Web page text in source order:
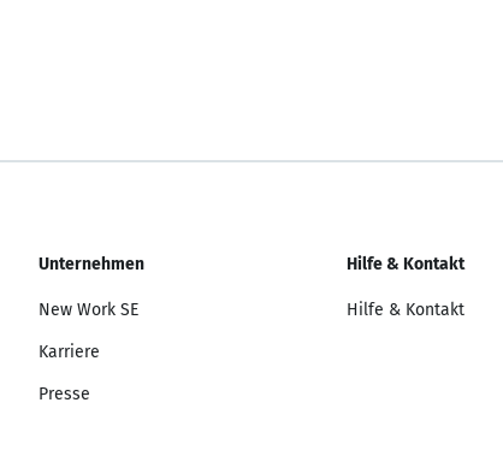
Unternehmen
New Work SE
Karriere
Presse
Hilfe & Kontakt
Hilfe & Kontakt